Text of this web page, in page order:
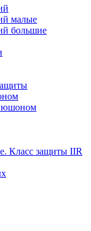
малые
большие
Класс защиты IIR